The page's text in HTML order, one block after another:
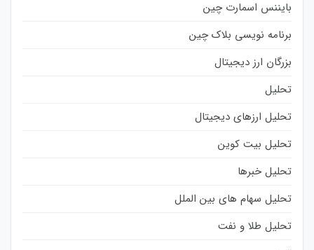
بایننس اسمارت چین
برنامه نویسی بلاک چین
بزرگان ارز دیجیتال
تحلیل
تحلیل ارزهای دیجیتال
تحلیل بیت کوین
تحلیل خبرها
تحلیل سهام های بین الملل
تحلیل طلا و نفت